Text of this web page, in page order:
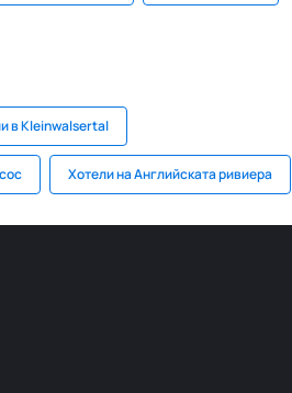
в Kleinwalsertal
Хотели на Английската ривиера